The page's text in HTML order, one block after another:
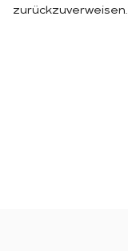
zurückzuverweisen.